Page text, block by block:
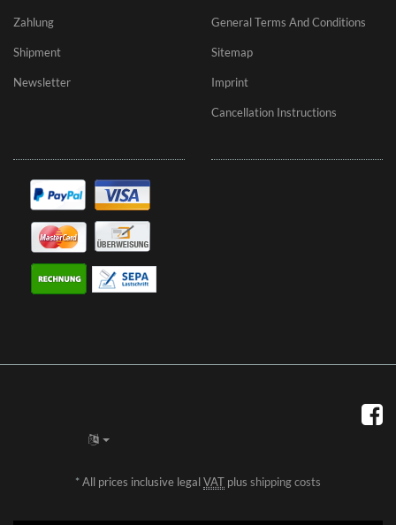
Zahlung
Shipment
Newsletter
General Terms And Conditions
Sitemap
Imprint
Cancellation Instructions
*All prices inclusive legalVAT plus shipping costs